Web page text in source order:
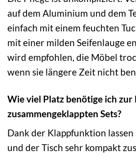
auf dem Aluminium und dem
einfach mit einem feuchten
mit einer milden Seifenlauge
wird empfohlen, die Möbel
wenn sie längere Zeit nicht
Wie viel Platz benötige ich zur
zusammengeklappten Sets?
Dank der Klappfunktion lassen
und der Tisch sehr kompakt